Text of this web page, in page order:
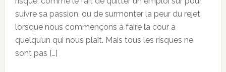
suivre sa passion, ou de surmonter la peur du rejet
lorsque nous commençons à faire la cour à
quelqu’un qui nous plaît. Mais tous les risques ne
sont pas […]